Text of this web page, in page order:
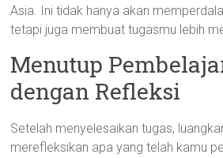
Asia. Ini tidak hanya akan
tetapi juga membuat tugasmu lebih
Menutup
dengan Refleksi
Setelah menyelesaikan tugas,
merefleksikan apa yang telah kamu